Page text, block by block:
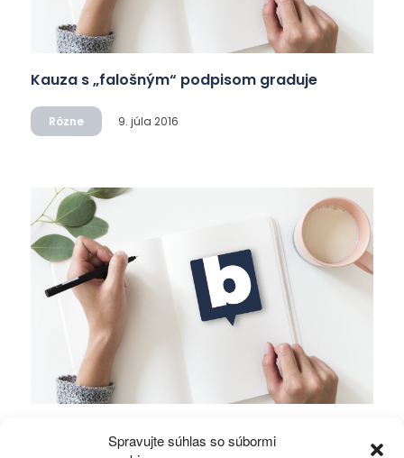
Spravujte súhlas so súbormi
Kauza s „falošným“ podpisom graduje
Rôzne 9. júla 2016